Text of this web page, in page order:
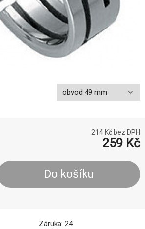
214 Kč bez DPH
259 Kč
Do košíku
Záruka: 24